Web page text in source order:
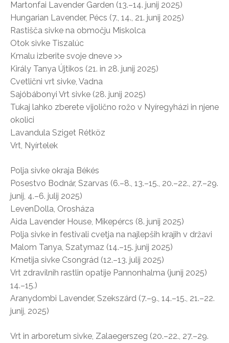
Martonfai Lavender Garden (13.–14. junij 2025)
Hungarian Lavender, Pécs (7., 14., 21. junij 2025)
Rastišča sivke na območju Miskolca
Otok sivke Tiszalúc
Kmalu izberite svoje dneve >>
Király Tanya Újtikos (21. in 28. junij 2025)
Cvetlični vrt sivke, Vadna
Sajóbábonyi Vrt sivke (28. junij 2025)
Tukaj lahko zberete vijolično rožo v Nyíregyházi in njene
okolici
Lavandula Sziget Rétköz
Vrt, Nyírtelek
Polja sivke okraja Békés
Posestvo Bodnár, Szarvas (6.–8., 13.–15., 20.–22., 27.–29.
junij, 4.–6. julij 2025)
LevenDolla, Orosháza
Aida Lavender House, Mikepércs (8. junij 2025)
Polja sivke in festivali cvetja na najlepših krajih v državi
Malom Tanya, Szatymaz (14.–15. junij 2025)
Kmetija sivke Csongrád (12.–13. julij 2025)
Vrt zdravilnih rastlin opatije Pannonhalma (junij 2025)
14.–15.)
Aranydombi Lavender, Szekszárd (7.–9., 14.–15., 21.–22.
junij, 2025)
Vrt in arboretum sivke, Zalaegerszeg (20.–22., 27.–29.